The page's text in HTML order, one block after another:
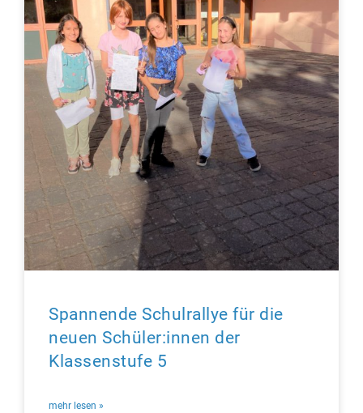
Spannende Schulrallye für die
neuen Schüler:innen der
Klassenstufe 5
mehr lesen »